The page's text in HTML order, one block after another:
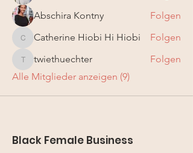
Abschira Kontny
Folgen
Catherine Hiobi Hi Hiobi
Catherine Hiobi Hi Hiobi Folgen
twiethuechter
twiethuechter
Folgen
Alle Mitglieder anzeigen (9)
Black Female Business